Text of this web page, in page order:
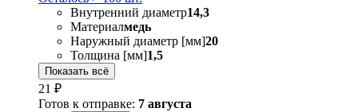
Внутренний диаметр14,3
Материалмедь
Наружный диаметр [мм]20
Толщина [мм]1,5
Показать всё
21 ₽
Готов к отправке: 7 августа